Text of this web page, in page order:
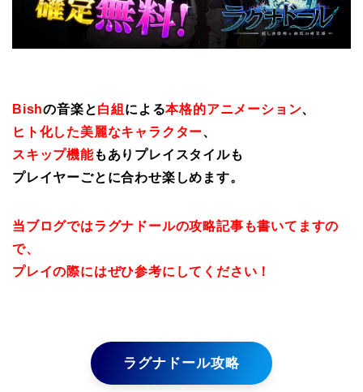
Bishの音楽と白組 による本格的アニメーション、
ヒト化した美麗なキャラクター、
スキップ機能もありプレイスタイルも
プレイヤーごとに合わせ楽しめます。
当ブログではラグナドールの攻略記事も書いてますの
で、
プレイの際にはぜひ参考にしてください！
ラグナドール攻略